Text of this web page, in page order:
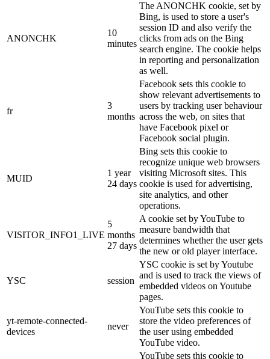
ANONCHK
10
minutes
The ANONCHK cookie, set by
Bing, is used to store a user's
session ID and also verify the
clicks from ads on the Bing
search engine. The cookie helps
in reporting and personalization
as well.
fr
3
months
Facebook sets this cookie to
show relevant advertisements to
users by tracking user behaviour
across the web, on sites that
have Facebook pixel or
Facebook social plugin.
MUID
1 year
24 days
Bing sets this cookie to
recognize unique web browsers
visiting Microsoft sites. This
cookie is used for advertising,
site analytics, and other
operations.
VISITOR_INFO1_LIVE
5
months
27 days
A cookie set by YouTube to
measure bandwidth that
determines whether the user gets
the new or old player interface.
YSC session
YSC cookie is set by Youtube
and is used to track the views of
embedded videos on Youtube
pages.
yt-remote-connected-
devices
never
YouTube sets this cookie to
store the video preferences of
the user using embedded
YouTube video.
YouTube sets this cookie to